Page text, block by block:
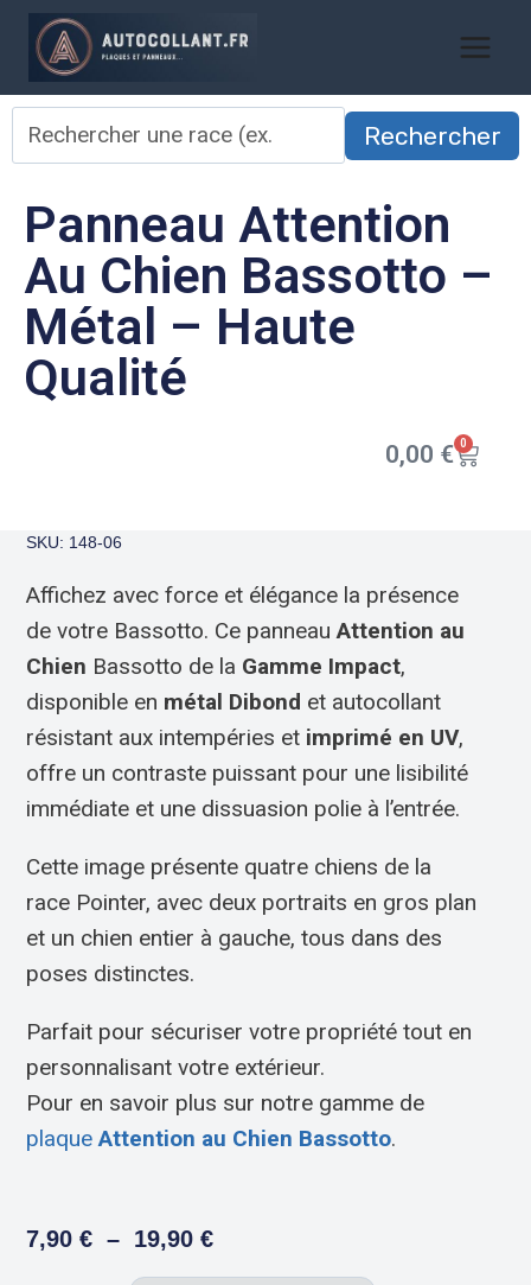
Rechercher
Panneau Attention
Au Chien Bassotto –
Métal – Haute
Qualité
0,00 € 0
SKU: 148-06
Affichez avec force et élégance la présence
de votre Bassotto. Ce panneauAttention au
Chien Bassotto de la Gamme Impact,
disponible en métal Dibond et autocollant
résistant aux intempéries et imprimé en UV,
offre un contraste puissant pour une lisibilité
immédiate et une dissuasion polie à l’entrée.
Cette image présente quatre chiens de la
race Pointer, avec deux portraits en gros plan
et un chien entier à gauche, tous dans des
poses distinctes.
Parfait pour sécuriser votre propriété tout en
personnalisant votre extérieur.
Pour en savoir plus sur notre gamme de
plaqueAttention au Chien Bassotto.
7,90€ – 19,90€